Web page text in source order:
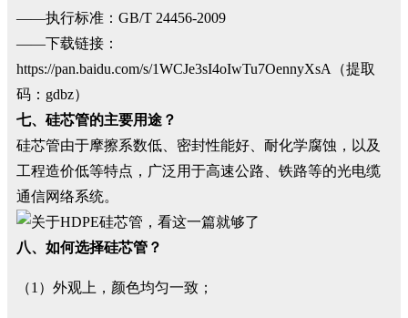
——执行标准：GB/T 24456-2009
——下载链接：
https://pan.baidu.com/s/1WCJe3sI4oIwTu7OennyXsA（提取
码：gdbz）
七、硅芯管的主要用途？
硅芯管由于摩擦系数低、密封性能好、耐化学腐蚀，以及
工程造价低等特点，广泛用于高速公路、铁路等的光电缆
通信网络系统。
八、如何选择硅芯管？
（1）外观上，颜色均匀一致；